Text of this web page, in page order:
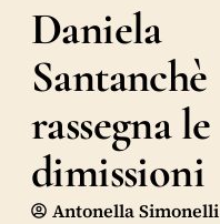
Daniela
Santanchè
rassegna le
dimissioni
Antonella Simonelli